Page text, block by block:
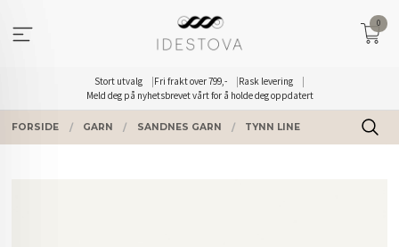
innholdet
Stort utvalg Fri frakt over 799,-
Rask levering
Meld deg på nyhetsbrevet vårt for å holde deg oppdatert
0
FORSIDE GARN SANDNES GARN TYNN LINE